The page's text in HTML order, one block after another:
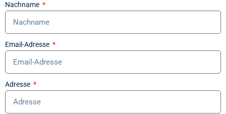
Nachname
Email-Adresse
Adresse